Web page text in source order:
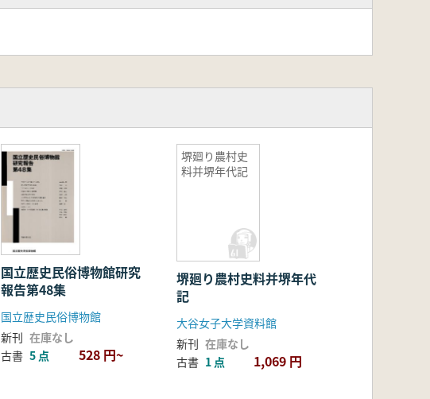
国立歴史民俗博物館研究
報告第48集
国立歴史民俗博物館
新刊 在庫なし
古書 5 点 528 円~
堺廻り農村史
料并堺年代記
堺廻り農村史料并堺年代
記
大谷女子大学資料館
新刊 在庫なし
古書 1 点 1,069 円